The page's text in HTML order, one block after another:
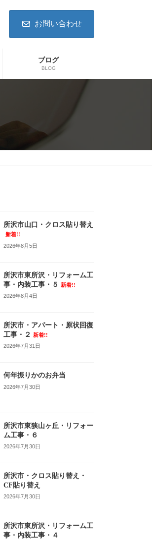
お問い合わせ
ブログ
BLOG
所沢市山口・クロス貼り替え
新着!!
2026年8月5日
所沢市東所沢・リフォーム工
事・内装工事・５
新着!!
2026年8月4日
所沢市・アパート・原状回復
工事・２
新着!!
2026年7月31日
何年振りかのお弁当
2026年7月30日
所沢市東狭山ヶ丘・リフォー
ム工事・６
2026年7月30日
所沢市・クロス貼り替え・
CF貼り替え
2026年7月30日
所沢市東所沢・リフォーム工
事・内装工事・４